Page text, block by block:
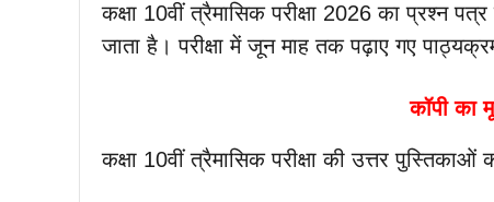
कक्षा 10वीं त्रैमासिक परीक्षा 2026 का प्रश्न पत्र
जाता है। परीक्षा में जून माह तक पढ़ाए गए
कॉपी का
कक्षा 10वीं त्रैमासिक परीक्षा की उत्तर पुस्तिकाओं